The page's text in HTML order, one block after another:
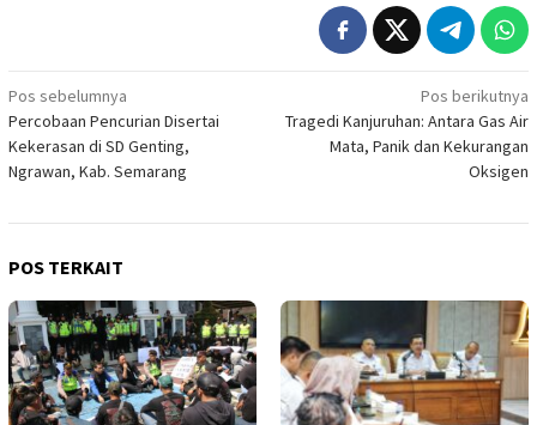
Navigasi
pos
Pos sebelumnya
Percobaan Pencurian Disertai
Kekerasan di SD Genting,
Ngrawan, Kab. Semarang
Pos berikutnya
Tragedi Kanjuruhan: Antara Gas Air
Mata, Panik dan Kekurangan
Oksigen
POS TERKAIT